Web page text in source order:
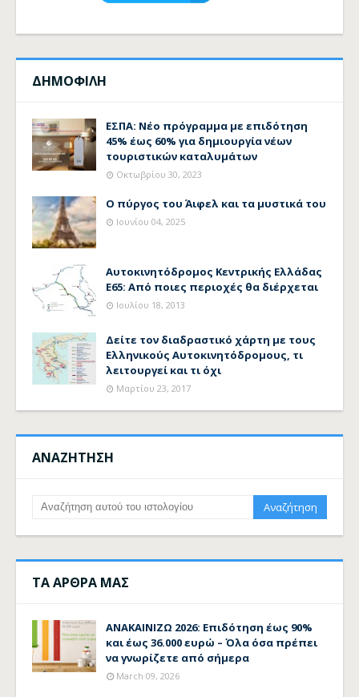
ΔΗΜΟΦΙΛΗ
ΕΣΠΑ: Νέο πρόγραμμα με επιδότηση
45% έως 60% για δημιουργία νέων
τουριστικών καταλυμάτων
Οκτωβρίου 30, 2023
Ο πύργος του Άιφελ και τα μυστικά του
Ιουνίου 04, 2025
Αυτοκινητόδρομος Κεντρικής Ελλάδας
Ε65: Από ποιες περιοχές θα διέρχεται
Ιουλίου 18, 2013
Δείτε τον διαδραστικό χάρτη με τους
Ελληνικούς Αυτοκινητόδρομους, τι
λειτουργεί και τι όχι
Μαρτίου 23, 2017
ΑΝΑΖΗΤΗΣΗ
ΤΑ ΑΡΘΡΑ ΜΑΣ
ΑΝΑΚΑΙΝΙΖΩ 2026: Επιδότηση έως 90%
και έως 36.000 ευρώ – Όλα όσα πρέπει
να γνωρίζετε από σήμερα
March 09, 2026